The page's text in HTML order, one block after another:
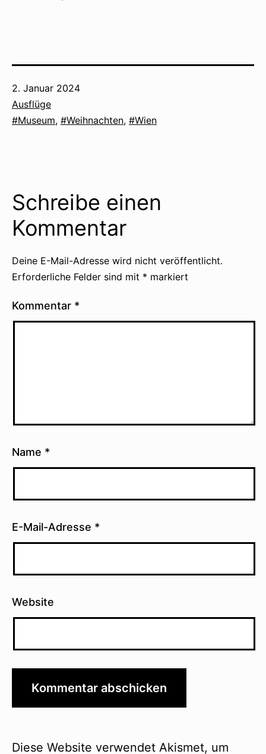
Veröffentlicht
am
2. Januar 2024
Kategorisiert
als
Ausflüge
Verschlagwortet
Museum, Weihnachten, Wien
Schreibe einen
Kommentar
Deine E-Mail-Adresse wird nicht veröffentlicht.
Erforderliche Felder sind mit * markiert
Kommentar *
Name *
E-Mail-Adresse *
Website
Diese Website verwendet Akismet, um